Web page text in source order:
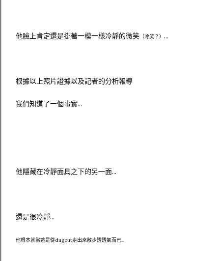
他臉上肯定還是掛著一模一樣冷靜的微笑 （冷笑？） ...
根據以上照片證據以及記者的分析報導
我們知道了一個事實...
他隱藏在冷靜面具之下的另一面...
還是很冷靜...
他根本就當這是從dugout走出來散步透透氣而已...